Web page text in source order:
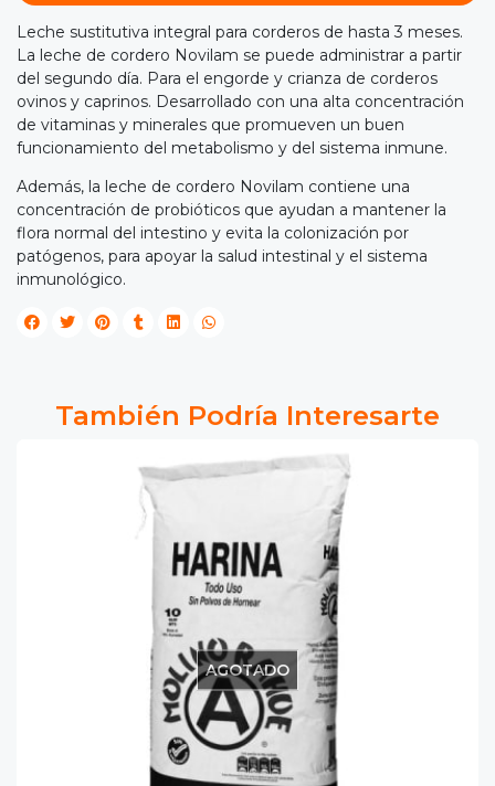
Leche sustitutiva integral para corderos de hasta 3 meses.
La leche de cordero Novilam se puede administrar a partir
del segundo día. Para el engorde y crianza de corderos
ovinos y caprinos. Desarrollado con una alta concentración
de vitaminas y minerales que promueven un buen
funcionamiento del metabolismo y del sistema inmune.
Además, la leche de cordero Novilam contiene una
concentración de probióticos que ayudan a mantener la
flora normal del intestino y evita la colonización por
patógenos, para apoyar la salud intestinal y el sistema
inmunológico.
También Podría Interesarte
AGOTADO